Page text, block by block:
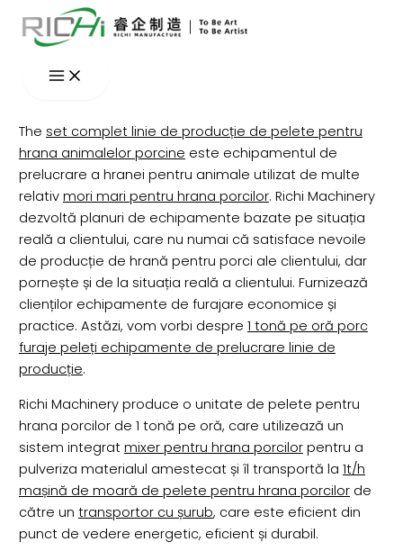
Skip
The set complet linie de producție de pelete pentru
hrana animalelor porcine este echipamentul de
prelucrare a hranei pentru animale utilizat de multe
relativ mori mari pentru hrana porcilor. Richi Machinery
dezvoltă planuri de echipamente bazate pe situația
reală a clientului, care nu numai că satisface nevoile
de producție de hrană pentru porci ale clientului, dar
pornește și de la situația reală a clientului. Furnizează
clienților echipamente de furajare economice și
practice. Astăzi, vom vorbi despre 1 tonă pe oră porc
furaje peleți echipamente de prelucrare linie de
producție.
Richi Machinery produce o unitate de pelete pentru
hrana porcilor de 1 tonă pe oră, care utilizează un
sistem integrat mixer pentru hrana porcilorpentru a
pulveriza materialul amestecat și îl transportă la 1t/h
mașină de moară de pelete pentru hrana porcilorde
către un transportor cu șurub, care este eficient din
punct de vedere energetic, eficient și durabil.